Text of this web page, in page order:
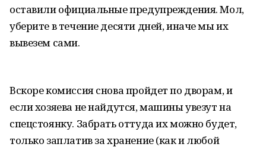
оставили официальные предупреждения. Мол,
уберите в течение десяти дней, иначе мы их
вывезем сами.
Вскоре комиссия снова пройдет по дворам, и
если хозяева не найдутся, машины увезут на
спецстоянку. Забрать оттуда их можно будет,
только заплатив за хранение (как и любой